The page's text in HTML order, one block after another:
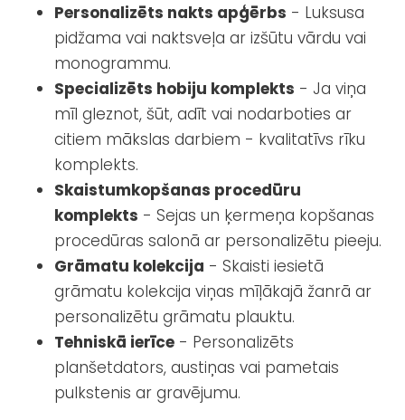
Personalizēts nakts apģērbs - Luksusa
pidžama vai naktsveļa ar izšūtu vārdu vai
monogrammu.
Specializēts hobiju komplekts - Ja viņa
mīl gleznot, šūt, adīt vai nodarboties ar
citiem mākslas darbiem - kvalitatīvs rīku
komplekts.
Skaistumkopšanas procedūru
komplekts - Sejas un ķermeņa kopšanas
procedūras salonā ar personalizētu pieeju.
Grāmatu kolekcija - Skaisti iesietā
grāmatu kolekcija viņas mīļākajā žanrā ar
personalizētu grāmatu plauktu.
Tehniskā ierīce - Personalizēts
planšetdators, austiņas vai pametais
pulkstenis ar gravējumu.